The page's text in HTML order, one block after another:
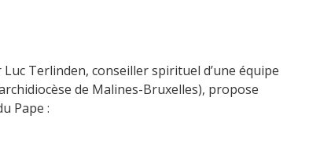
Terlinden, conseiller spirituel d’une équipe
de Malines-Bruxelles), propose
Pape :